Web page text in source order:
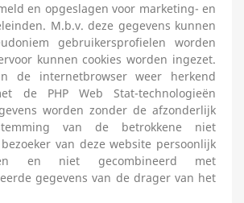
en opgeslagen voor marketing- en
M.b.v. deze gegevens kunnen
gebruikersprofielen worden
kunnen cookies worden ingezet.
de internetbrowser weer herkend
de PHP Web Stat-technologieën
worden zonder de afzonderlijk
van de betrokkene niet
van deze website persoonlijk
en niet gecombineerd met
gegevens van de drager van het